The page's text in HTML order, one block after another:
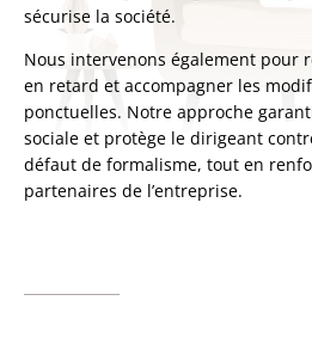
sécurise la société.
Nous intervenons également pour
en retard et accompagner les
ponctuelles. Notre approche
sociale et protège le dirigeant
défaut de formalisme, tout en
partenaires de l’entreprise.